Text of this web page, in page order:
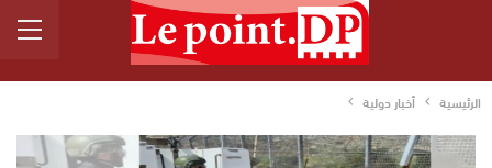
الرئيسية أخبار دولية